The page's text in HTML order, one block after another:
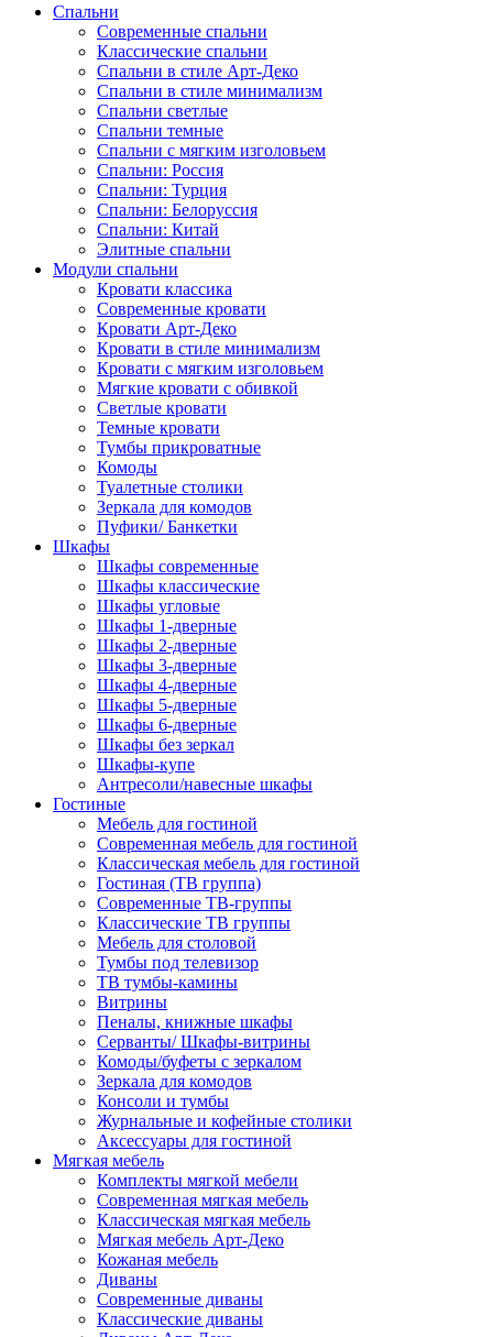
Спальни
Современные спальни
Классические спальни
Спальни в стиле Арт-Деко
Спальни в стиле минимализм
Спальни светлые
Спальни темные
Спальни с мягким изголовьем
Спальни: Россия
Спальни: Турция
Спальни: Белоруссия
Спальни: Китай
Элитные спальни
Модули спальни
Кровати классика
Современные кровати
Кровати Арт-Деко
Кровати в стиле минимализм
Кровати с мягким изголовьем
Мягкие кровати с обивкой
Светлые кровати
Темные кровати
Тумбы прикроватные
Комоды
Туалетные столики
Зеркала для комодов
Пуфики/ Банкетки
Шкафы
Шкафы современные
Шкафы классические
Шкафы угловые
Шкафы 1-дверные
Шкафы 2-дверные
Шкафы 3-дверные
Шкафы 4-дверные
Шкафы 5-дверные
Шкафы 6-дверные
Шкафы без зеркал
Шкафы-купе
Антресоли/навесные шкафы
Гостиные
Мебель для гостиной
Современная мебель для гостиной
Классическая мебель для гостиной
Гостиная (ТВ группа)
Современные ТВ-группы
Классические ТВ группы
Мебель для столовой
Тумбы под телевизор
ТВ тумбы-камины
Витрины
Пеналы, книжные шкафы
Серванты/ Шкафы-витрины
Комоды/буфеты с зеркалом
Зеркала для комодов
Консоли и тумбы
Журнальные и кофейные столики
Аксессуары для гостиной
Мягкая мебель
Комплекты мягкой мебели
Современная мягкая мебель
Классическая мягкая мебель
Мягкая мебель Арт-Деко
Кожаная мебель
Диваны
Современные диваны
Классические диваны